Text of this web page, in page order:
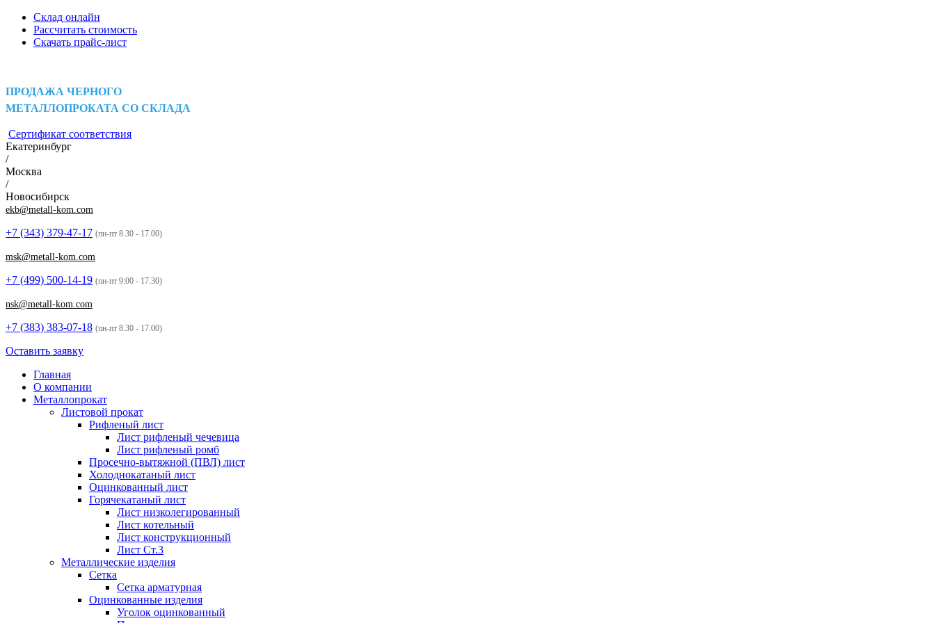
Склад онлайн
Рассчитать стоимость
Скачать прайс-лист
ПРОДАЖА ЧЕРНОГО
МЕТАЛЛОПРОКАТА СО СКЛАДА
Сертификат соответствия
Екатеринбург
/
Москва
/
Новосибирск
ekb@metall-kom.com
+7 (343) 379-47-17 (пн-пт 8.30 - 17.00)
msk@metall-kom.com
+7 (499) 500-14-19 (пн-пт 9:00 - 17.30)
nsk@metall-kom.com
+7 (383) 383-07-18 (пн-пт 8.30 - 17.00)
Оставить заявку
Главная
О компании
Металлопрокат
Листовой прокат
Рифленый лист
Лист рифленый чечевица
Лист рифленый ромб
Просечно-вытяжной (ПВЛ) лист
Холоднокатаный лист
Оцинкованный лист
Горячекатаный лист
Лист низколегированный
Лист котельный
Лист конструкционный
Лист Ст.3
Металлические изделия
Сетка
Сетка арматурная
Оцинкованные изделия
Уголок оцинкованный